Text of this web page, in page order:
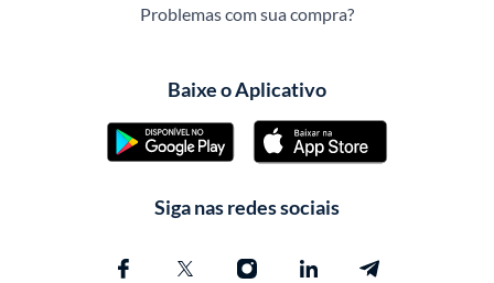
Problemas com sua compra?
Baixe o Aplicativo
Siga nas redes sociais